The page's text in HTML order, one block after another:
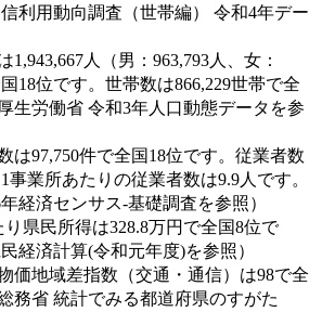
利用動向調査（世帯編） 令和4年デー
1,943,667人（男：963,793人、女：
18位です。世帯数は866,229世帯で全
生労働省 令和3年人口動態データを参
は97,750件で全国18位です。従業者数
事業所あたりの従業者数は9.9人です。
経済センサス‐基礎調査を参照）
県民所得は328.8万円で全国8位で
経済計算(令和元年度)を参照）
価地域差指数（交通・通信）は98で全
務省 統計でみる都道府県のすがた